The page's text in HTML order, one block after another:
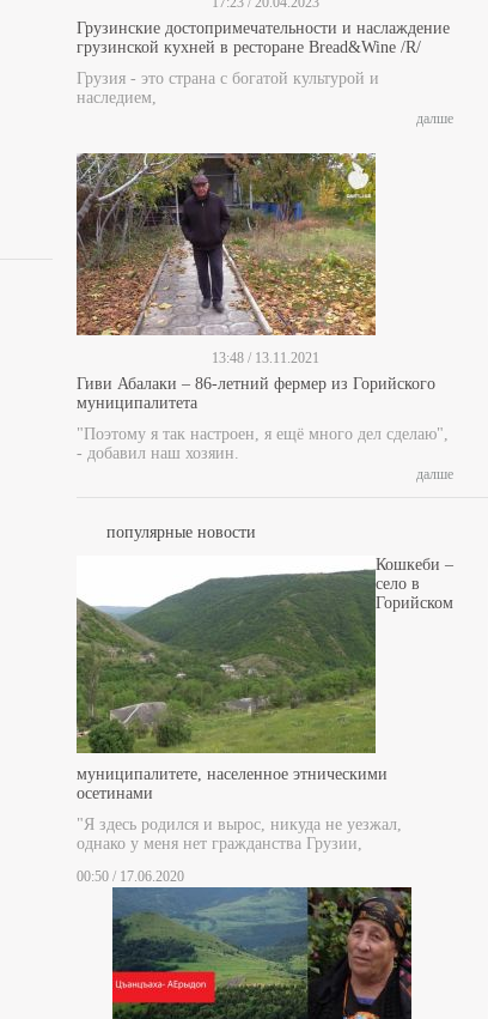
Грузинские достопримечательности и наслаждение
грузинской кухней в ресторане Bread&Wine /R/
Грузия - это страна с богатой культурой и
наследием,
далше
13:48 / 13.11.2021
Гиви Абалаки – 86-летний фермер из Горийского
муниципалитета
"Поэтому я так настроен, я ещё много дел сделаю",
- добавил наш хозяин.
далше
популярные новости
Кошкеби –
село в
Горийском
муниципалитете, населенное этническими
осетинами
"Я здесь родился и вырос, никуда не уезжал,
однако у меня нет гражданства Грузии,
00:50 / 17.06.2020